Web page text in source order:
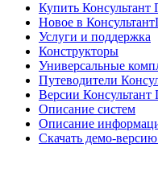
Купить
Новое в
Услуги и поддержка
Конструкторы
Универсальные
Путеводители
Версии
Описание систем
Описание
Скачать демо-